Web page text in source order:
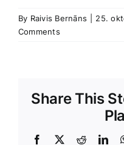
By Raivis Bernāns 25.
Comments
Share This
Facebook
X Reddit